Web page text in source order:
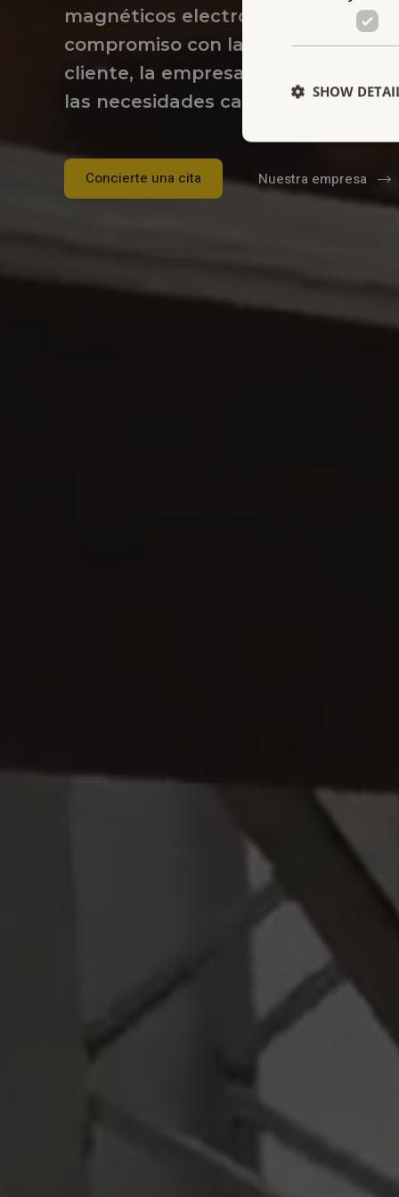
magnéticos electropermanentes
compromiso con la calidad, la
cliente, la empresa está bien
las necesidades cambiantes del
Concierte una cita Nuestra empresa
SHOW